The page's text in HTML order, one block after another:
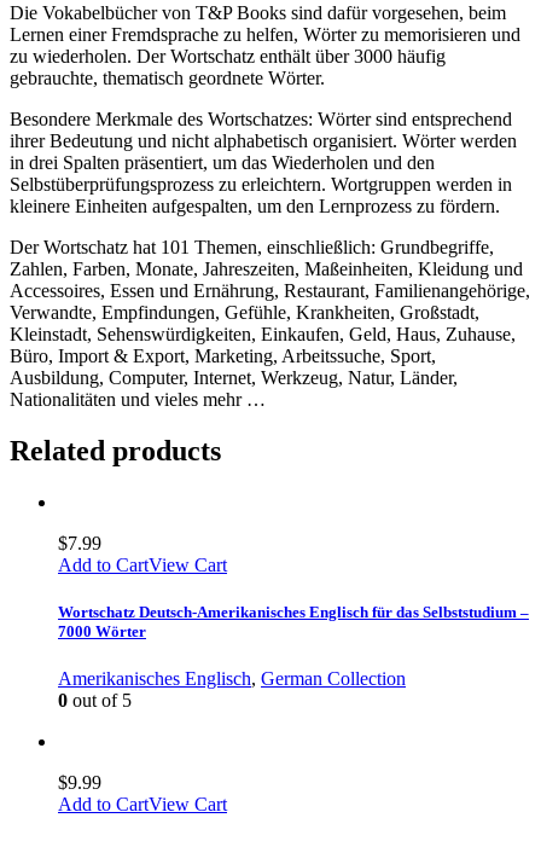
Die Vokabelbücher von T&P Books sind dafür vorgesehen, beim
Lernen einer Fremdsprache zu helfen, Wörter zu memorisieren und
zu wiederholen. Der Wortschatz enthält über 3000 häufig
gebrauchte, thematisch geordnete Wörter.
Besondere Merkmale des Wortschatzes: Wörter sind entsprechend
ihrer Bedeutung und nicht alphabetisch organisiert. Wörter werden
in drei Spalten präsentiert, um das Wiederholen und den
Selbstüberprüfungsprozess zu erleichtern. Wortgruppen werden in
kleinere Einheiten aufgespalten, um den Lernprozess zu fördern.
Der Wortschatz hat 101 Themen, einschließlich: Grundbegriffe,
Zahlen, Farben, Monate, Jahreszeiten, Maßeinheiten, Kleidung und
Accessoires, Essen und Ernährung, Restaurant, Familienangehörige,
Verwandte, Empfindungen, Gefühle, Krankheiten, Großstadt,
Kleinstadt, Sehenswürdigkeiten, Einkaufen, Geld, Haus, Zuhause,
Büro, Import & Export, Marketing, Arbeitssuche, Sport,
Ausbildung, Computer, Internet, Werkzeug, Natur, Länder,
Nationalitäten und vieles mehr …
Related products
$7.99
Add to CartView Cart
Wortschatz Deutsch-Amerikanisches Englisch für das Selbststudium –
7000 Wörter
Amerikanisches Englisch, German Collection
0 out of 5
$9.99
Add to CartView Cart